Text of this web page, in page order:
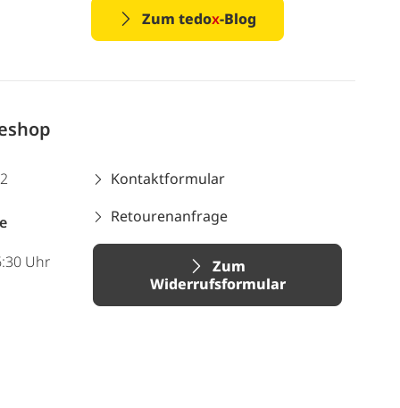
Zum tedox-Blog
Uhr
Kontaktformular
Retourenanfrage
Zum
Widerrufsformular